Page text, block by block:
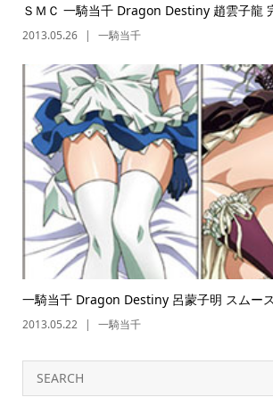
ＳＭＣ 一騎当千 Dragon Destiny 趙雲子龍
2013.05.26 一騎当千
一騎当千 Dragon Destiny 呂蒙子明 スムー
2013.05.22 一騎当千